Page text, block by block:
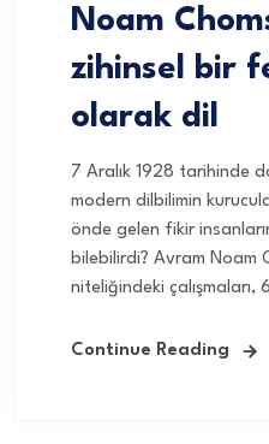
Noam
zihinsel bir
olarak dil
7 Aralık 1928 tarihinde
modern dilbilimin
önde gelen fikir
bilebilirdi? Avram Noam
niteliğindeki çalışmaları,
Continue Reading